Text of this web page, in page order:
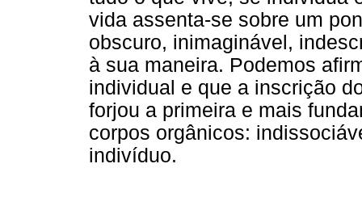
vida assenta-se sobre um
obscuro, inimaginável,
à sua maneira. Podemos
individual e que a inscrição
forjou a primeira e mais
corpos orgânicos:
indivíduo.